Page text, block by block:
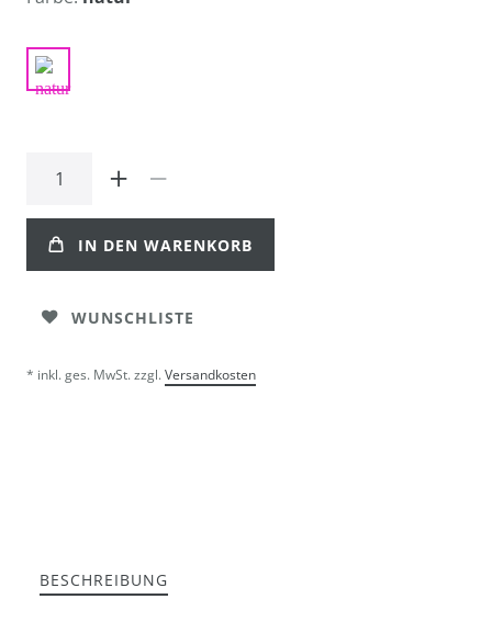
IN DEN WARENKORB
WUNSCHLISTE
* inkl. ges. MwSt. zzgl.Versandkosten
BESCHREIBUNG